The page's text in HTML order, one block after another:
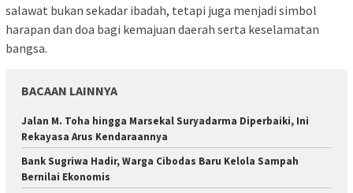
salawat bukan sekadar ibadah, tetapi juga menjadi simbol
harapan dan doa bagi kemajuan daerah serta keselamatan
bangsa.
BACAAN LAINNYA
Jalan M. Toha hingga Marsekal Suryadarma Diperbaiki, Ini
Rekayasa Arus Kendaraannya
Bank Sugriwa Hadir, Warga Cibodas Baru Kelola Sampah
Bernilai Ekonomis